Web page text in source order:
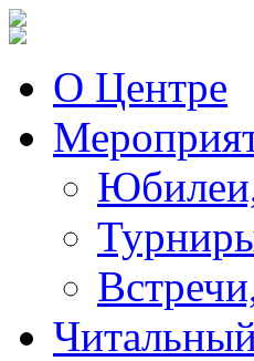
О Центре
Юбилеи,